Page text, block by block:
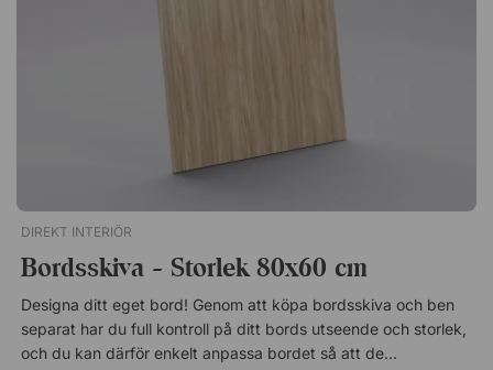
DIREKT INTERIÖR
Bordsskiva - Storlek 80x60 cm
Designa ditt eget bord! Genom att köpa bordsskiva och ben
separat har du full kontroll på ditt bords utseende och storlek,
och du kan därför enkelt anpassa bordet så att det passar